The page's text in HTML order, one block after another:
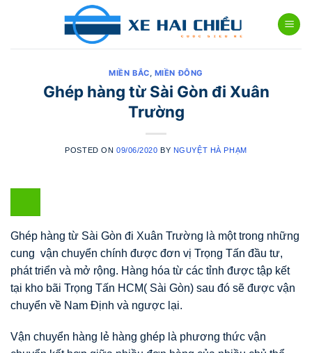
MIỀN BẮC, MIỀN ĐÔNG
Ghép hàng từ Sài Gòn đi Xuân
Trường
POSTED ON 09/06/2020 BY NGUYỆT HÀ PHẠM
Ghép hàng từ Sài Gòn đi Xuân Trường là một trong những
cung vận chuyển chính được đơn vị Trọng Tấn đầu tư,
phát triển và mở rộng. Hàng hóa từ các tỉnh được tập kết
tại kho bãi Trọng Tấn HCM( Sài Gòn) sau đó sẽ được vận
chuyển về Nam Định và ngược lại.
Vận chuyển hàng lẻ hàng ghép là phương thức vận